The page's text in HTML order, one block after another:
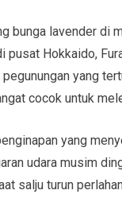
bunga lavender di
Hokkaido,
yang
cocok untuk
yang
udara musim
salju turun